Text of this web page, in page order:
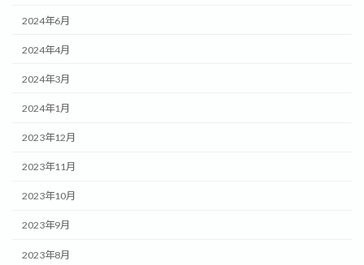
2024年6月
2024年4月
2024年3月
2024年1月
2023年12月
2023年11月
2023年10月
2023年9月
2023年8月